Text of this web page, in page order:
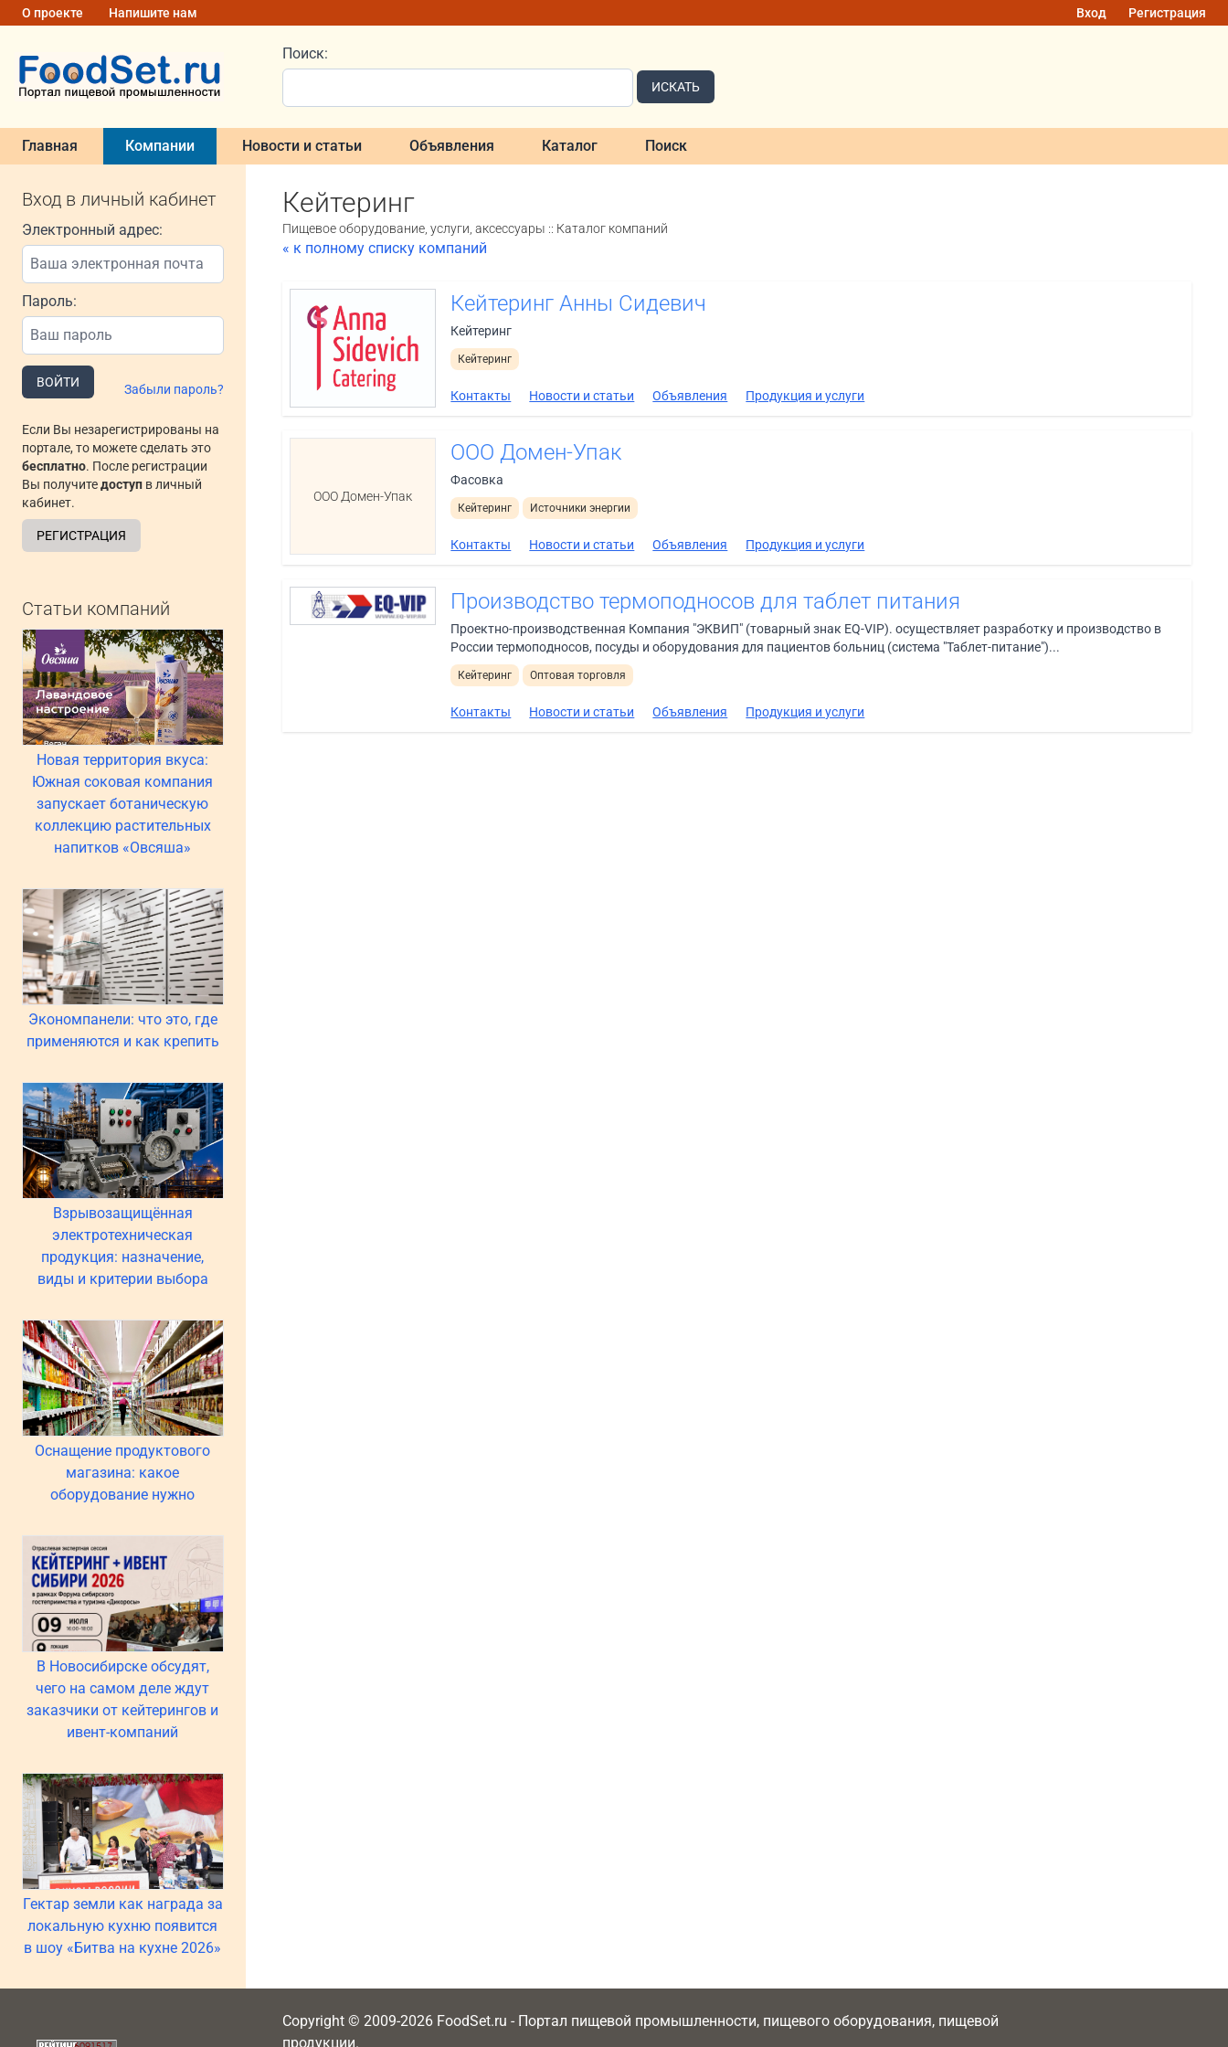
О проекте Напишите нам Вход Регистрация
Поиск:
ИСКАТЬ
Главная Компании Новости и статьи Объявления Каталог Поиск
Вход в личный кабинет
Электронный адрес:
Пароль:
ВОЙТИ Забыли пароль?
Если Вы незарегистрированы на
портале, то можете сделать это
бесплатно. После регистрации
Вы получитедоступ в личный
кабинет.
РЕГИСТРАЦИЯ
Статьи компаний
Новая территория вкуса:
Южная соковая компания
запускает ботаническую
коллекцию растительных
напитков «Овсяша»
Экономпанели: что это, где
применяются и как крепить
Взрывозащищённая
электротехническая
продукция: назначение,
виды и критерии выбора
Оснащение продуктового
магазина: какое
оборудование нужно
В Новосибирске обсудят,
чего на самом деле ждут
заказчики от кейтерингов и
ивент-компаний
Гектар земли как награда за
локальную кухню появится
в шоу «Битва на кухне 2026»
Кейтеринг
Пищевое оборудование, услуги, аксессуары :: Каталог компаний
« к полному списку компаний
Кейтеринг Анны Сидевич
Кейтеринг
Кейтеринг
Контакты Новости и статьи Объявления Продукция и услуги
ООО Домен-Упак
ООО Домен-Упак
Фасовка
Кейтеринг Источники энергии
Контакты Новости и статьи Объявления Продукция и услуги
Производство термоподносов для таблет питания
Проектно-производственная Компания "ЭКВИП" (товарный знак EQ-VIP). осуществляет разработку и производство в
России термоподносов, посуды и оборудования для пациентов больниц (система "Таблет-питание")...
Кейтеринг Оптовая торговля
Контакты Новости и статьи Объявления Продукция и услуги
Copyright © 2009-2026 FoodSet.ru - Портал пищевой промышленности, пищевого оборудования, пищевой
продукции.